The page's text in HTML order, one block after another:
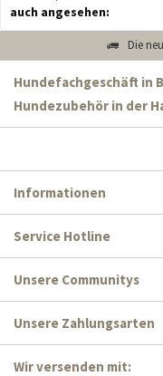
auch angesehen:
Die
Hundefachgeschäft in
Hundezubehör in der
Informationen
Service Hotline
Unsere Communitys
Unsere Zahlungsarten
Wir versenden mit: